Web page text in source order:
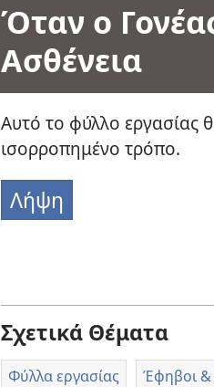
Όταν ο
Ασθένεια
Αυτό το φύλλο εργασίας
ισορροπημένο τρόπο.
Λήψη
Σχετικά Θέματα
Φύλλα εργασίας Έφηβοι &